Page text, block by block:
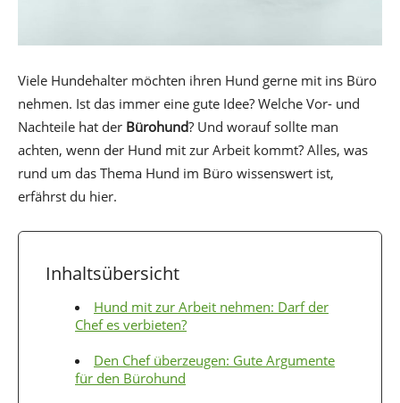
Viele Hundehalter möchten ihren Hund gerne mit ins Büro
nehmen. Ist das immer eine gute Idee? Welche Vor- und
Nachteile hat der Bürohund? Und worauf sollte man
achten, wenn der Hund mit zur Arbeit kommt? Alles, was
rund um das Thema Hund im Büro wissenswert ist,
erfährst du hier.
Inhaltsübersicht
Hund mit zur Arbeit nehmen: Darf der
Chef es verbieten?
Den Chef überzeugen: Gute Argumente
für den Bürohund